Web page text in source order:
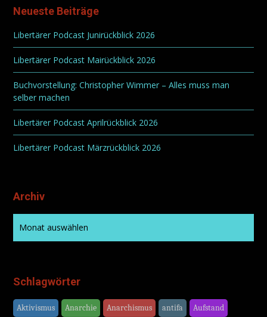
Neueste Beiträge
Libertärer Podcast Junirückblick 2026
Libertärer Podcast Mairückblick 2026
Buchvorstellung: Christopher Wimmer – Alles muss man
selber machen
Libertärer Podcast Aprilrückblick 2026
Libertärer Podcast Märzrückblick 2026
Archiv
Schlagwörter
Aktivismus Anarchie Anarchismus antifa Aufstand